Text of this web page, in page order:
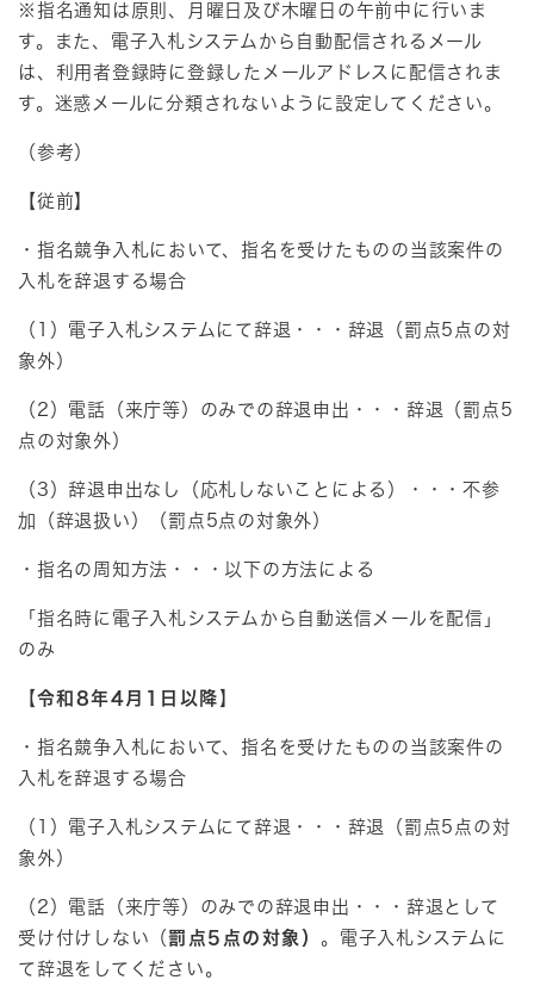
※指名通知は原則、月曜日及び木曜日の午前中に行いま
す。また、電子入札システムから自動配信されるメール
は、利用者登録時に登録したメールアドレスに配信されま
す。迷惑メールに分類されないように設定してください。
（参考）
【従前】
・指名競争入札において、指名を受けたものの当該案件の
入札を辞退する場合
（1）電子入札システムにて辞退・・・辞退（罰点5点の対
象外）
（2）電話（来庁等）のみでの辞退申出・・・辞退（罰点5
点の対象外）
（3）辞退申出なし（応札しないことによる）・・・不参
加（辞退扱い）（罰点5点の対象外）
・指名の周知方法・・・以下の方法による
「指名時に電子入札システムから自動送信メールを配信」
のみ
【 令和8年4月1日以降 】
・指名競争入札において、指名を受けたものの当該案件の
入札を辞退する場合
（1）電子入札システムにて辞退・・・辞退（罰点5点の対
象外）
（2）電話（来庁等）のみでの辞退申出・・・辞退として
受け付けしない（ 罰点5点の対象） 。電子入札システムに
て辞退をしてください。